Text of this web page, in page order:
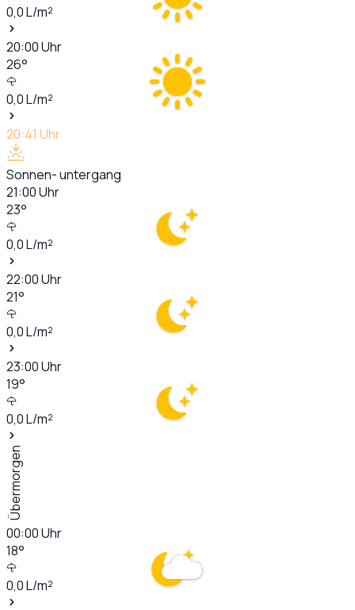
0,0L/m²
20:00Uhr
26°
0,0L/m²
20:41 Uhr
Sonnen- untergang
21:00Uhr
23°
0,0L/m²
22:00Uhr
21°
0,0L/m²
23:00Uhr
19°
0,0L/m²
Übermorgen
00:00Uhr
18°
0,0L/m²